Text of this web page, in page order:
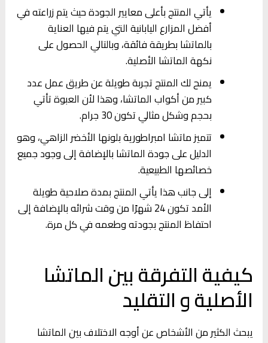
يأتي المنتج بأعلى معايير الجودة حيث يتم زراعته في
أفضل المزارع اليابانية التي يتم فيها العناية
بالماتشا بطريقة فائقة، وبالتالي الحصول على
نكهة الماتشا الأصلية.
يمنح لك المنتج تجربة طويلة عن طريق عمل عدد
كبير من أكواب الماتشا، وهذا لأن العبوة تأتي
بحجم وشكل مثالي تكون 30 جرام.
تتميز ماتشا امبراطورية بلونها الأخضر الزاهي، وهو
الدليل على جودة الماتشا بالإضافة إلى وجود جميع
خصائصها الطبيعية.
إلى جانب هذا يأتي المنتج بمدة صلاحية طويلة
الأمد تكون 24 شهرًا من وقت شرائه بالإضافة إلى
احتفاظ المنتج بجودته وطعمه في كل مرة.
كيفية التفرقة بين الماتشا
الأصلية و التقليد
يبحث الكثير من الأشخاص عن أوجه الاختلاف بين الماتشا